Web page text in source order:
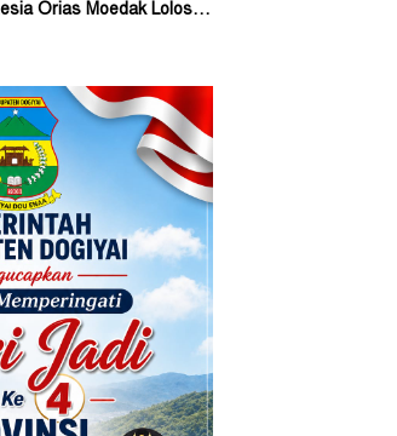
Orias Moedak Lolos